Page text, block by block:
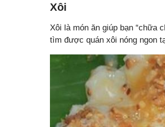
Xôi
Xôi là món ăn giúp bạn “chữa
tìm được quán xôi nóng ngon